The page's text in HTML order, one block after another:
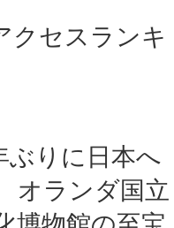
クセスランキ
ぶりに日本へ
オランダ国立